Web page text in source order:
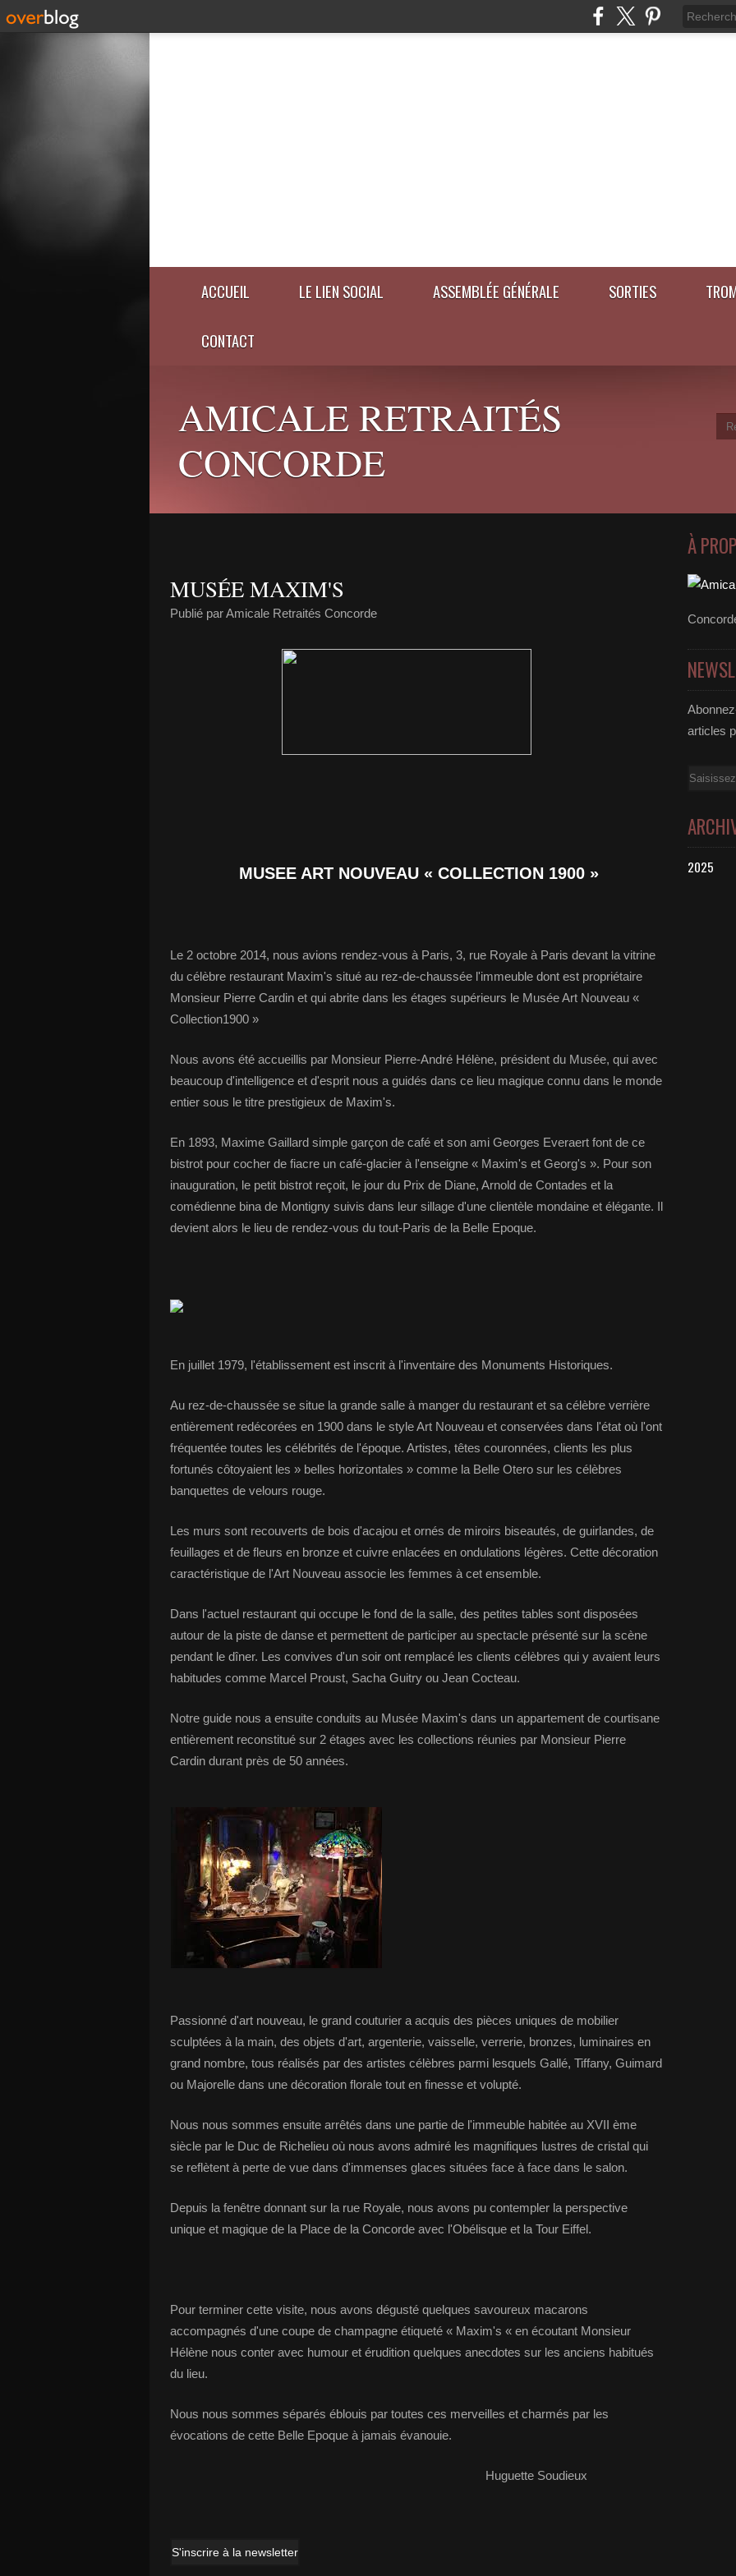
ACCUEIL LE LIEN SOCIAL ASSEMBLÉE GÉNÉRALE SORTIES
CONTACT
AMICALE RETRAITÉS
CONCORDE
MUSÉE MAXIM'S
Publié par Amicale Retraités Concorde
MUSEE ART NOUVEAU « COLLECTION 1900 »
Le 2 octobre 2014, nous avions rendez-vous à Paris, 3, rue Royale à Paris devant la vitrine
du célèbre restaurant Maxim's situé au rez-de-chaussée l'immeuble dont est propriétaire
Monsieur Pierre Cardin et qui abrite dans les étages supérieurs le Musée Art Nouveau «
Collection1900 »
Nous avons été accueillis par Monsieur Pierre-André Hélène, président du Musée, qui avec
beaucoup d'intelligence et d'esprit nous a guidés dans ce lieu magique connu dans le monde
entier sous le titre prestigieux de Maxim's.
En 1893, Maxime Gaillard simple garçon de café et son ami Georges Everaert font de ce
bistrot pour cocher de fiacre un café-glacier à l'enseigne « Maxim's et Georg's ». Pour son
inauguration, le petit bistrot reçoit, le jour du Prix de Diane, Arnold de Contades et la
comédienne bina de Montigny suivis dans leur sillage d'une clientèle mondaine et élégante. Il
devient alors le lieu de rendez-vous du tout-Paris de la Belle Epoque.
En juillet 1979, l'établissement est inscrit à l'inventaire des Monuments Historiques.
Au rez-de-chaussée se situe la grande salle à manger du restaurant et sa célèbre verrière
entièrement redécorées en 1900 dans le style Art Nouveau et conservées dans l'état où l'ont
fréquentée toutes les célébrités de l'époque. Artistes, têtes couronnées, clients les plus
fortunés côtoyaient les » belles horizontales » comme la Belle Otero sur les célèbres
banquettes de velours rouge.
Les murs sont recouverts de bois d'acajou et ornés de miroirs biseautés, de guirlandes, de
feuillages et de fleurs en bronze et cuivre enlacées en ondulations légères. Cette décoration
caractéristique de l'Art Nouveau associe les femmes à cet ensemble.
Dans l'actuel restaurant qui occupe le fond de la salle, des petites tables sont disposées
autour de la piste de danse et permettent de participer au spectacle présenté sur la scène
pendant le dîner. Les convives d'un soir ont remplacé les clients célèbres qui y avaient leurs
habitudes comme Marcel Proust, Sacha Guitry ou Jean Cocteau.
Notre guide nous a ensuite conduits au Musée Maxim's dans un appartement de courtisane
entièrement reconstitué sur 2 étages avec les collections réunies par Monsieur Pierre
Cardin durant près de 50 années.
Passionné d'art nouveau, le grand couturier a acquis des pièces uniques de mobilier
sculptées à la main, des objets d'art, argenterie, vaisselle, verrerie, bronzes, luminaires en
grand nombre, tous réalisés par des artistes célèbres parmi lesquels Gallé, Tiffany, Guimard
ou Majorelle dans une décoration florale tout en finesse et volupté.
Nous nous sommes ensuite arrêtés dans une partie de l'immeuble habitée au XVII ème
siècle par le Duc de Richelieu où nous avons admiré les magnifiques lustres de cristal qui
se reflètent à perte de vue dans d'immenses glaces situées face à face dans le salon.
Depuis la fenêtre donnant sur la rue Royale, nous avons pu contempler la perspective
unique et magique de la Place de la Concorde avec l'Obélisque et la Tour Eiffel.
Pour terminer cette visite, nous avons dégusté quelques savoureux macarons
accompagnés d'une coupe de champagne étiqueté « Maxim's « en écoutant Monsieur
Hélène nous conter avec humour et érudition quelques anecdotes sur les anciens habitués
du lieu.
Nous nous sommes séparés éblouis par toutes ces merveilles et charmés par les
évocations de cette Belle Epoque à jamais évanouie.
Huguette Soudieux
S'inscrire à la newsletter
À
articles
Email
2025